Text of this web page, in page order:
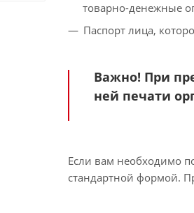
товарно-денежные
Паспорт лица,
Важно! При
ней печати
Если вам необходимо
стандартной формой.